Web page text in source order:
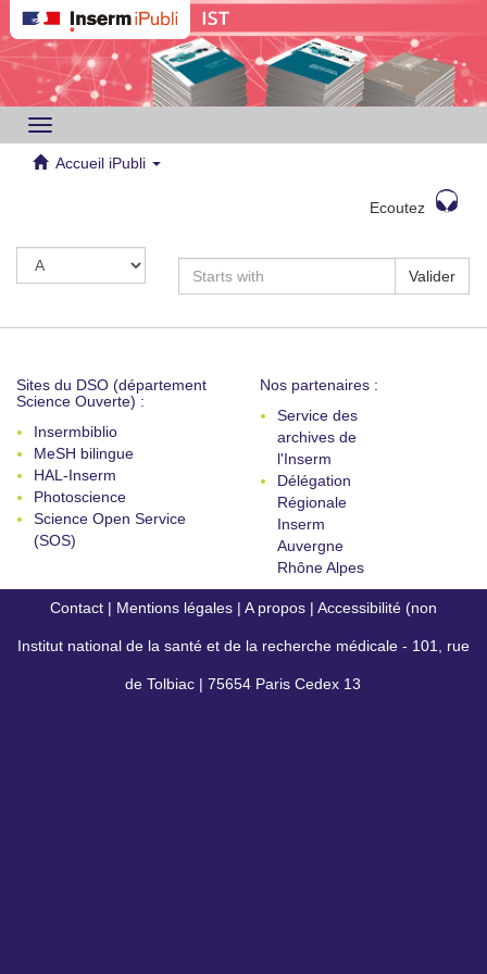
Toggle
navigation
Accueil iPubli
Ecoutez
Valider
Sites du DSO (département
Science Ouverte) :
Insermbiblio
MeSH bilingue
HAL-Inserm
Photoscience
Science Open Service
(SOS)
Nos partenaires :
Service des
archives de
l'Inserm
Délégation
Régionale
Inserm
Auvergne
Rhône Alpes
Contact | Mentions légales | A propos | Accessibilité (non
conforme)
Institut national de la santé et de la recherche médicale - 101, rue
de Tolbiac | 75654 Paris Cedex 13